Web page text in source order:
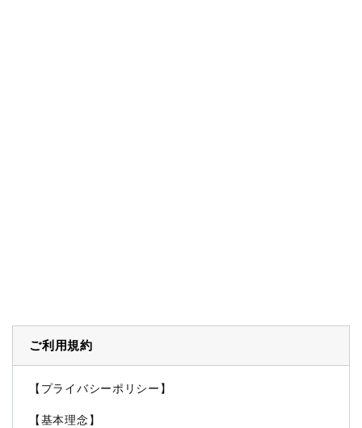
ご利用規約
【プライバシーポリシー】
【基本理念】